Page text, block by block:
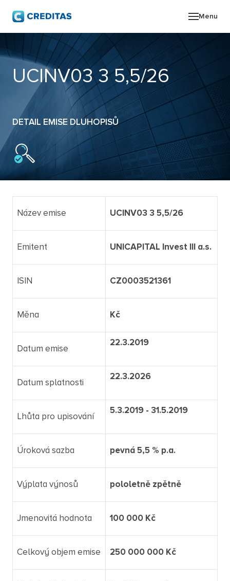
Menu
PRO
UCINV03 3 5,5/26
DETAIL EMISE DLUHOPISŮ
Název emise UCINV03 3 5,5/26
Emitent UNICAPITAL Invest III a.s.
ISIN CZ0003521361
Měna Kč
Datum emise
22.3.2019
Datum splatnosti
22.3.2026
Lhůta pro upisování
5.3.2019 - 31.5.2019
Úroková sazba pevná 5,5 % p.a.
Výplata výnosů pololetně zpětně
Jmenovitá hodnota 100 000 Kč
Celkový objem emise 250 000 000 Kč